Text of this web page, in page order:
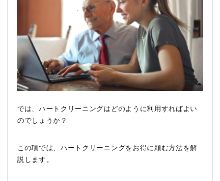
では、ハートクリーニングはどのように利用すればよい
のでしょうか？
この項では、ハートクリーニングをお得に頼む方法を解
説します。